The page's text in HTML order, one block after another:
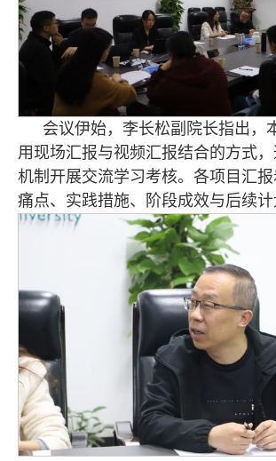
会议伊始，李长松副院长指出，
用现场汇报与视频汇报结合的方式
机制开展交流学习考核。各项目汇
痛点、实践措施、阶段成效与后续计